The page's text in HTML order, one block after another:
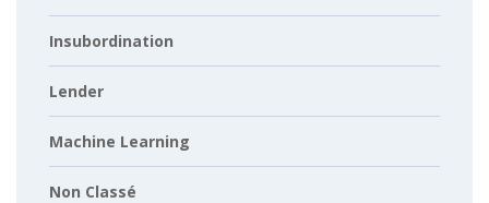
Insubordination
Lender
Machine Learning
Non Classé